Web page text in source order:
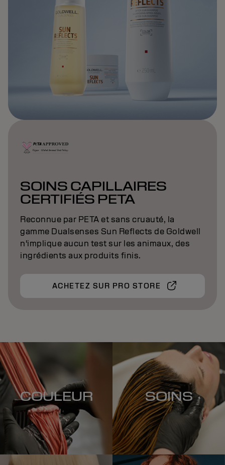
SOINS CAPILLAIRES
CERTIFIÉS PETA
Reconnue par PETA et sans cruauté, la
gamme Dualsenses Sun Reflects de Goldwell
n'implique aucun test sur les animaux, des
ingrédients aux produits finis.
ACHETEZ SUR PRO STORE
COULEUR SOINS